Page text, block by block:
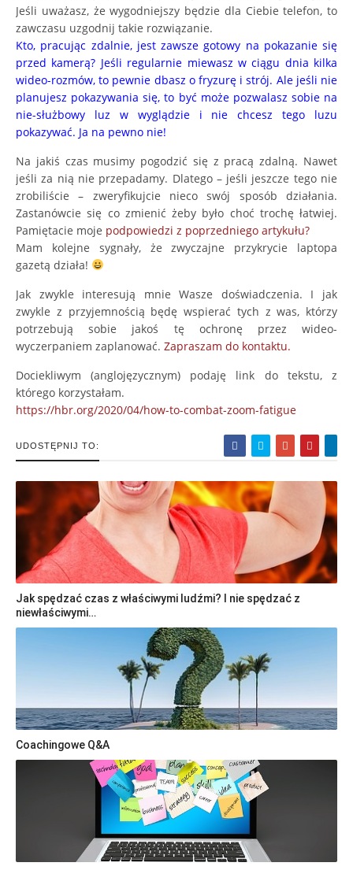
Jeśli uważasz, że wygodniejszy będzie dla Ciebie telefon, to
zawczasu uzgodnij takie rozwiązanie.
Kto, pracując zdalnie, jest zawsze gotowy na pokazanie się
przed kamerą? Jeśli regularnie miewasz w ciągu dnia kilka
wideo-rozmów, to pewnie dbasz o fryzurę i strój. Ale jeśli nie
planujesz pokazywania się, to być może pozwalasz sobie na
nie-służbowy luz w wyglądzie i nie chcesz tego luzu
pokazywać. Ja na pewno nie!
Na jakiś czas musimy pogodzić się z pracą zdalną. Nawet
jeśli za nią nie przepadamy. Dlatego – jeśli jeszcze tego nie
zrobiliście – zweryfikujcie nieco swój sposób działania.
Zastanówcie się co zmienić żeby było choć trochę łatwiej.
Pamiętacie moje podpowiedzi z poprzedniego artykułu?
Mam kolejne sygnały, że zwyczajne przykrycie laptopa
gazetą działa!
Jak zwykle interesują mnie Wasze doświadczenia. I jak
zwykle z przyjemnością będę wspierać tych z was, którzy
potrzebują sobie jakoś tę ochronę przez wideo-
wyczerpaniem zaplanować. Zapraszam do kontaktu.
Dociekliwym (anglojęzycznym) podaję link do tekstu, z
którego korzystałam.
https://hbr.org/2020/04/how-to-combat-zoom-fatigue
UDOSTĘPNIJ TO:
Jak spędzać czas z właściwymi ludźmi? I nie spędzać z
niewłaściwymi…
Coachingowe Q&A